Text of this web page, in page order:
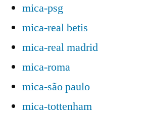
mica-psg
mica-real betis
mica-real madrid
mica-roma
mica-são paulo
mica-tottenham